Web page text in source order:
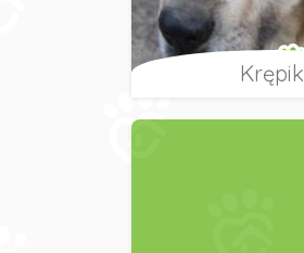
Krępik